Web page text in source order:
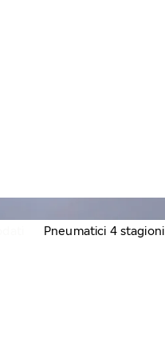
Pneumatici 4 stagioni